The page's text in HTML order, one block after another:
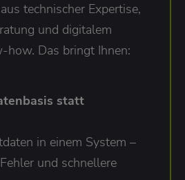
technischer Expertise,
und digitalem
how. Das bringt Ihnen:
statt
in einem System –
und schnellere